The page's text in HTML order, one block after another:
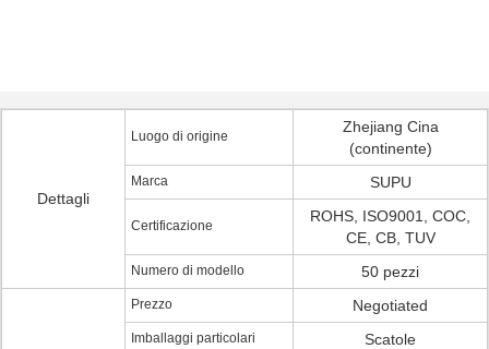
Dettagli
Luogo di origine
Zhejiang Cina
(continente)
Marca SUPU
Certificazione
ROHS, ISO9001, COC,
CE, CB, TUV
Numero di modello 50 pezzi
Prezzo Negotiated
Imballaggi particolari Scatole